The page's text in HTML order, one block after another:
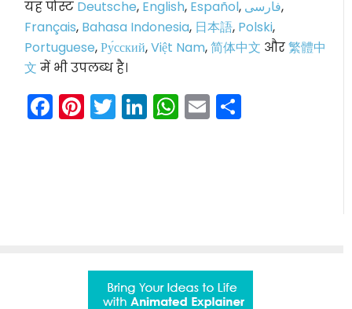
यह पोस्ट Deutsche, English, Español, فارسی,
Français, Bahasa Indonesia, 日本語, Polski,
Portuguese,Ру́сский,Việt Nam,简体中文 और繁體中
文 में भी उपलब्ध है।
Facebook
Pinterest
Twitter
LinkedIn
WhatsApp
Email